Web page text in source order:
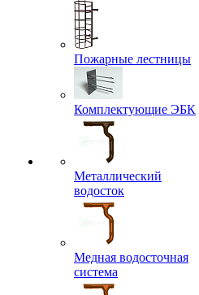
Пожарные лестницы
Комплектующие ЭБК
Металлический
водосток
Медная водосточная
система